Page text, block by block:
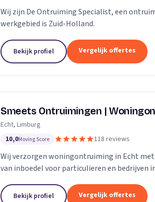
Wij zijn De Ontruiming Specialist, een
werkgebied is Zuid-Holland.
Bekijk profiel Vergelijk offertes
Smeets Ontruimingen |
Echt, Limburg
10,0Moving Score 118 reviews
Wij verzorgen woningontruiming in Echt
van inboedel voor particulieren en bedrijven
Bekijk profiel Vergelijk offertes